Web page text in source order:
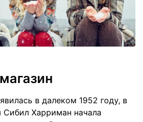
в далеком 1952 году, в
Сибил Харриман начала